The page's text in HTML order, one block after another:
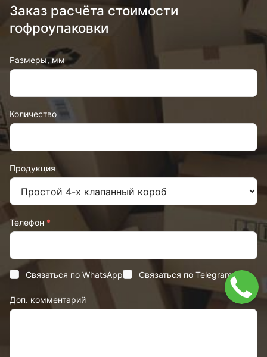
Заказ расчёта стоимости
гофроупаковки
Продукция
Количество
Телефон *
Доп. комментарий
Связаться по WhatsApp Связаться по Telegram
Размеры, мм